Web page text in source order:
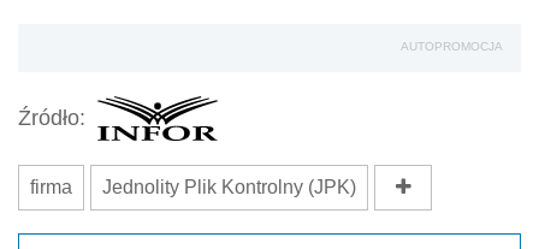
AUTOPROMOCJA
Źródło:
firma Jednolity Plik Kontrolny (JPK)